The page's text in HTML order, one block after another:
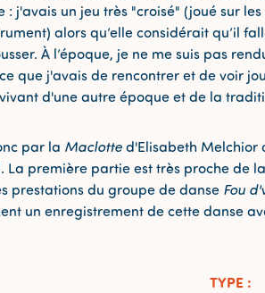
: j'avais un jeu très "croisé" (joué sur
alors qu’elle considérait qu’il
À l’époque, je ne me suis pas
que j'avais de rencontrer et de voir
d'une autre époque et de la
par la Maclotte d'Elisabeth Melchior
La première partie est très proche de la
prestations du groupe de danse Fou
un enregistrement de cette danse
TYPE :